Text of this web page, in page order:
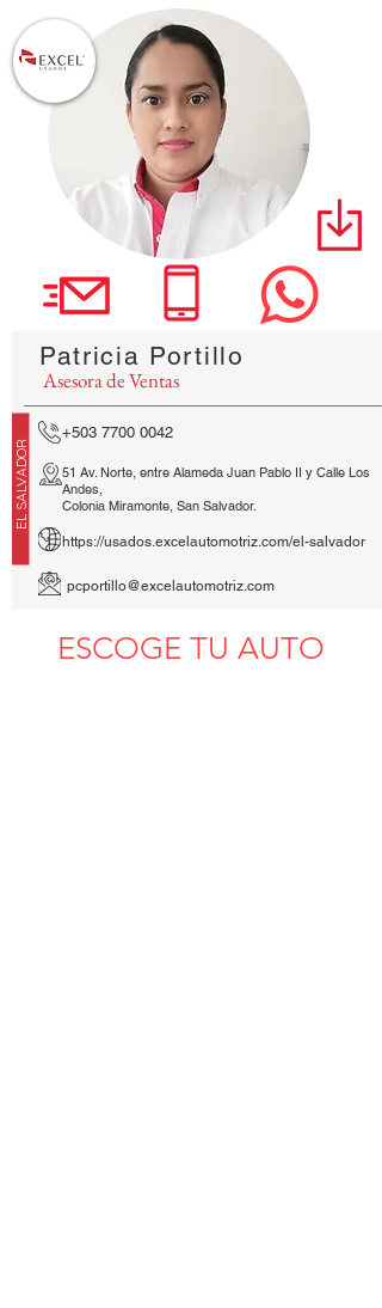
Asesora de Ventas
Patricia Portillo
+503 7700 0042
EL SALVADOR
51 Av. Norte, entre Alameda Juan Pablo II y Calle Los
Andes,
Colonia Miramonte, San Salvador.
https://usados.excelautomotriz.com/el-salvador
pcportillo@excelautomotriz.com
ESCOGE TU AUTO